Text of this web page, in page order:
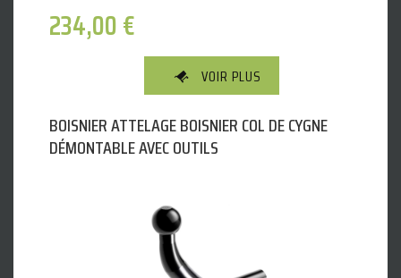
234,00€
VOIR PLUS
BOISNIER ATTELAGE BOISNIER COL DE CYGNE
DÉMONTABLE AVEC OUTILS